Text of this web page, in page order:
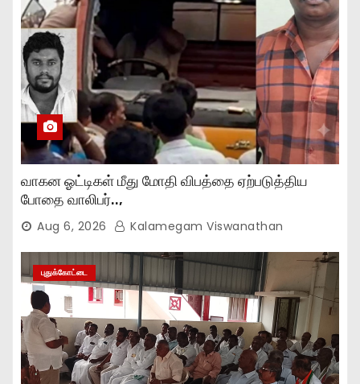
வாகன ஓட்டிகள் மீது மோதி விபத்தை ஏற்படுத்திய
போதை வாலிபர்..,
Aug 6, 2026 Kalamegam Viswanathan
புதுக்கோட்டை